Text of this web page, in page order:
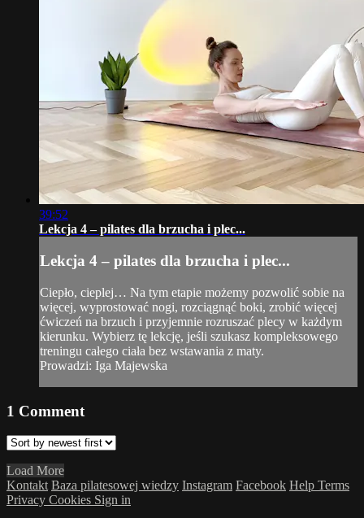
39:52
Lekcja 4 – pilates dla brzucha i plec...
Lekcja 4 – pilates dla brzucha i plec...
Ciepło, cieplej… Na tym etapie możemy pozwolić sobie na
więcej, wyprostować nogi, rozciągnąć boki, zrobić więcej
ćwiczeń na brzuch i przyjemnie rozruszać plecy w każdym
kierunku. Wybierz tę lekcję, jeśli szukasz kompleksowego
treningu całego ciała bez wstawania z maty.
Prowadzi: Iga Majewska
1 Comment
Load More
Kontakt Baza pilatesowej wiedzy Instagram Facebook Help Terms
Privacy Cookies Sign in